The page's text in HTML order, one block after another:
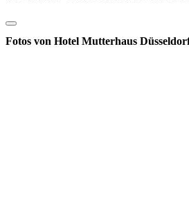
Fotos von Hotel Mutterhaus